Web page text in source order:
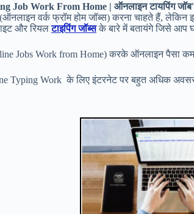
Job Work From Home | ऑनलाइन टायपिंग जॉब
(ऑनलाइन वर्क फ्रॉम होम जॉब्स) करना चाहते हैं,
और रियलटाइपिंग जॉब्सके बारे में बतायंगे जिसे
Jobs Work from Home) करके ऑनलाइन पैसा
Typing Work के लिए इंटरनेट पर बहुत अधिक